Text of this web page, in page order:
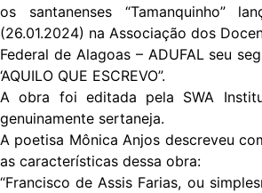
os santanenses “Tamanquinho”
(26.01.2024) na Associação dos
Federal de Alagoas – ADUFAL seu
‘AQUILO QUE ESCREVO”.
A obra foi editada pela SWA
genuinamente sertaneja.
A poetisa Mônica Anjos descreveu
as características dessa obra:
“Francisco de Assis Farias, ou